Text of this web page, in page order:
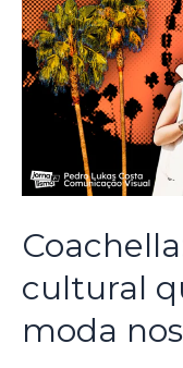
cultural
moda